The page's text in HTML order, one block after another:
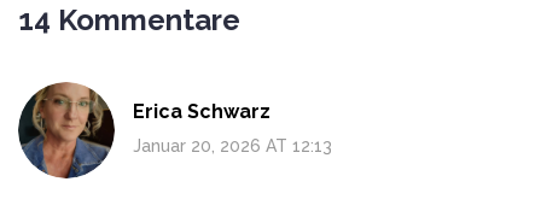
14 Kommentare
Erica Schwarz
Januar 20, 2026 AT 12:13